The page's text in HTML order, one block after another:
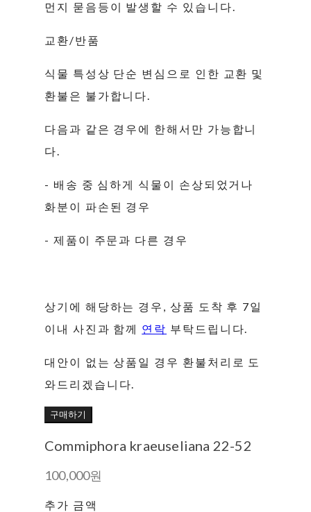
먼지 묻음등이 발생할 수 있습니다.
교환/반품
식물 특성상 단순 변심으로 인한 교환 및
환불은 불가합니다.
다음과 같은 경우에 한해서만 가능합니
다.
- 배송 중 심하게 식물이 손상되었거나
화분이 파손된 경우
- 제품이 주문과 다른 경우
상기에 해당하는 경우, 상품 도착 후 7일
이내 사진과 함께 연락 부탁드립니다.
대안이 없는 상품일 경우 환불처리로 도
와드리겠습니다.
구매하기
Commiphora kraeuseliana 22-52
100,000원
추가 금액